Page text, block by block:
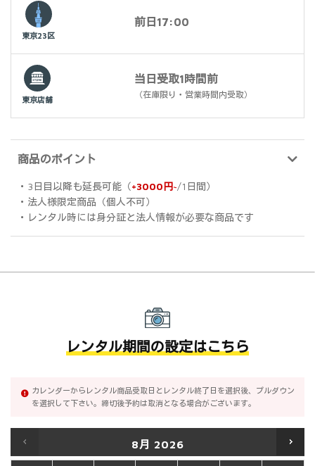
東京23区
前日17:00
東京店舗
当日受取1時間前
（在庫限り・営業時間内受取）
商品のポイント
・3日目以降も延長可能（+3000円~/1日間）
・法人様限定商品（個人不可）
・レンタル時には身分証と法人情報が必要な商品です
レンタル期間の設定はこちら
カレンダーからレンタル商品受取日とレンタル終了日を選択後、プルダウン
を選択して下さい。締切後予約は取消となる場合がございます。
8月 2026